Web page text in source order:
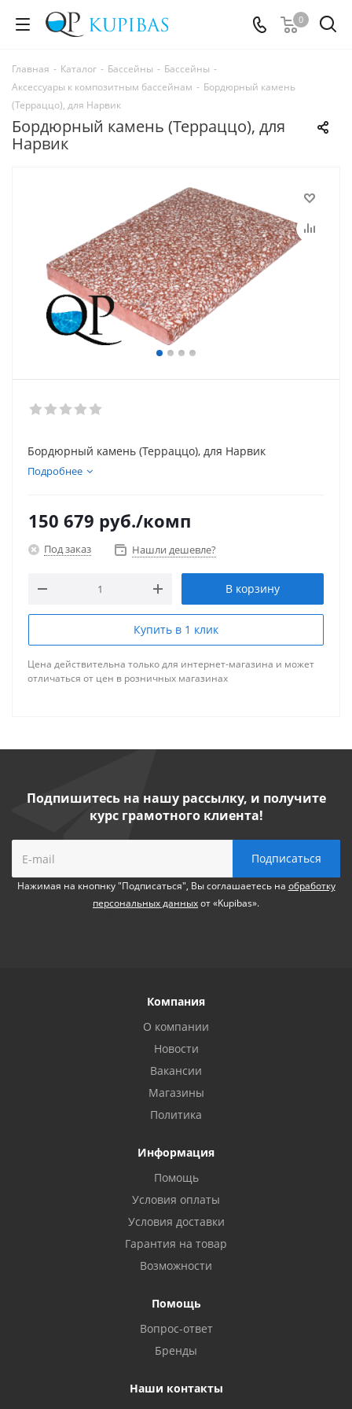
0
Главная - Каталог - Бассейны - Бассейны -
Аксессуары к композитным бассейнам - Бордюрный камень
(Терраццо), для Нарвик
Бордюрный камень (Терраццо), для
Нарвик
Бордюрный камень (Терраццо), для Нарвик
Подробнее
150 679 руб./комп
Под заказ Нашли дешевле?
В корзину
Купить в 1 клик
Цена действительна только для интернет-магазина и может
отличаться от цен в розничных магазинах
Подпишитесь на нашу рассылку, и получите
курс грамотного клиента!
Нажимая на кнопнку "Подписаться", Вы соглашаетесь на обработку
персональных данныхот «Kupibas».
Компания
О компании
Новости
Вакансии
Магазины
Политика
Информация
Помощь
Условия оплаты
Условия доставки
Гарантия на товар
Возможности
Помощь
Вопрос-ответ
Бренды
Наши контакты